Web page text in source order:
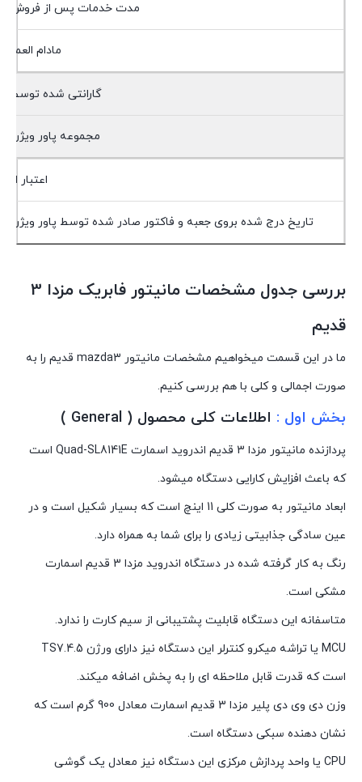
مدت خدمات پس از فروش
مادام العمر
گارانتی شده توسط
مجموعه پاور ویژن
اعتبار از
تاریخ درج شده بروی جعبه و فاکتور صادر شده توسط پاور ویژن
بررسی جدول مشخصات مانیتور فابریک مزدا 3
قدیم
ما در این قسمت میخواهیم مشخصات مانیتور mazda3 قدیم را به
صورت اجمالی و کلی با هم بررسی کنیم.
بخش اول : اطلاعات کلی محصول ( General )
پردازنده مانیتور مزدا 3 قدیم اندروید اسمارت Quad-SL8141E است
که باعث افزایش کارایی دستگاه میشود.
ابعاد مانیتور به صورت کلی 11 اینچ است که بسیار شکیل است و در
عین سادگی جذابیتی زیادی را برای شما به همراه دارد.
رنگ به کار گرفته شده در دستگاه اندروید مزدا 3 قدیم اسمارت
مشکی است.
متاسفانه این دستگاه قابلیت پشتیبانی از سیم کارت را ندارد.
MCU یا تراشه میکرو کنترلر این دستگاه نیز دارای ورژن TS7.4.5
است که قدرت قابل ملاحظه ای را به پخش اضافه میکند.
وزن دی وی دی پلیر مزدا 3 قدیم اسمارت معادل 900 گرم است که
نشان دهنده سبکی دستگاه است.
CPU یا واحد پردازش مرکزی این دستگاه نیز معادل یک گوشی